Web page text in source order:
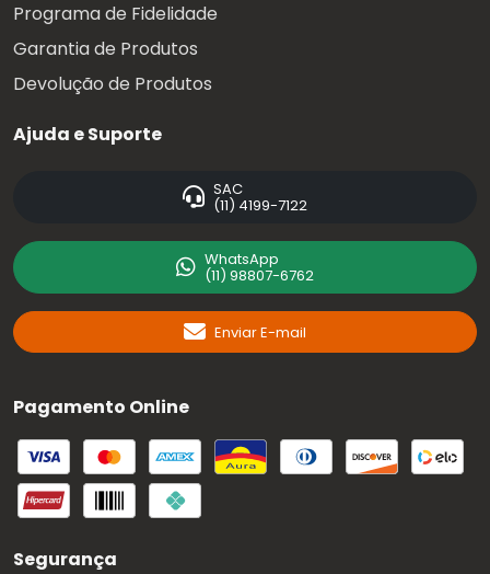
Programa de Fidelidade
Garantia de Produtos
Devolução de Produtos
Ajuda e Suporte
SAC
(11) 4199-7122
WhatsApp
(11) 98807-6762
Enviar E-mail
Pagamento Online
Segurança